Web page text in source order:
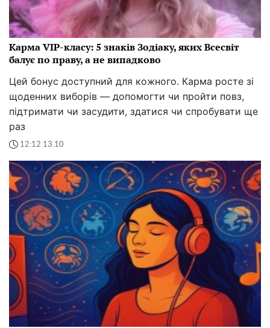
Карма VIP-класу: 5 знаків Зодіаку, яких Всесвіт
балує по праву, а не випадково
Цей бонус доступний для кожного. Карма росте зі
щоденних виборів — допомогти чи пройти повз,
підтримати чи засудити, здатися чи спробувати ще
раз
12:12 13.10